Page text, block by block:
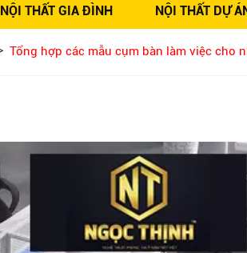
NỘI THẤT GIA ĐÌNH NỘI THẤT DỰ
Báo giá Nội thất
Tổng hợp các mẫu cụm bàn làm việc cho